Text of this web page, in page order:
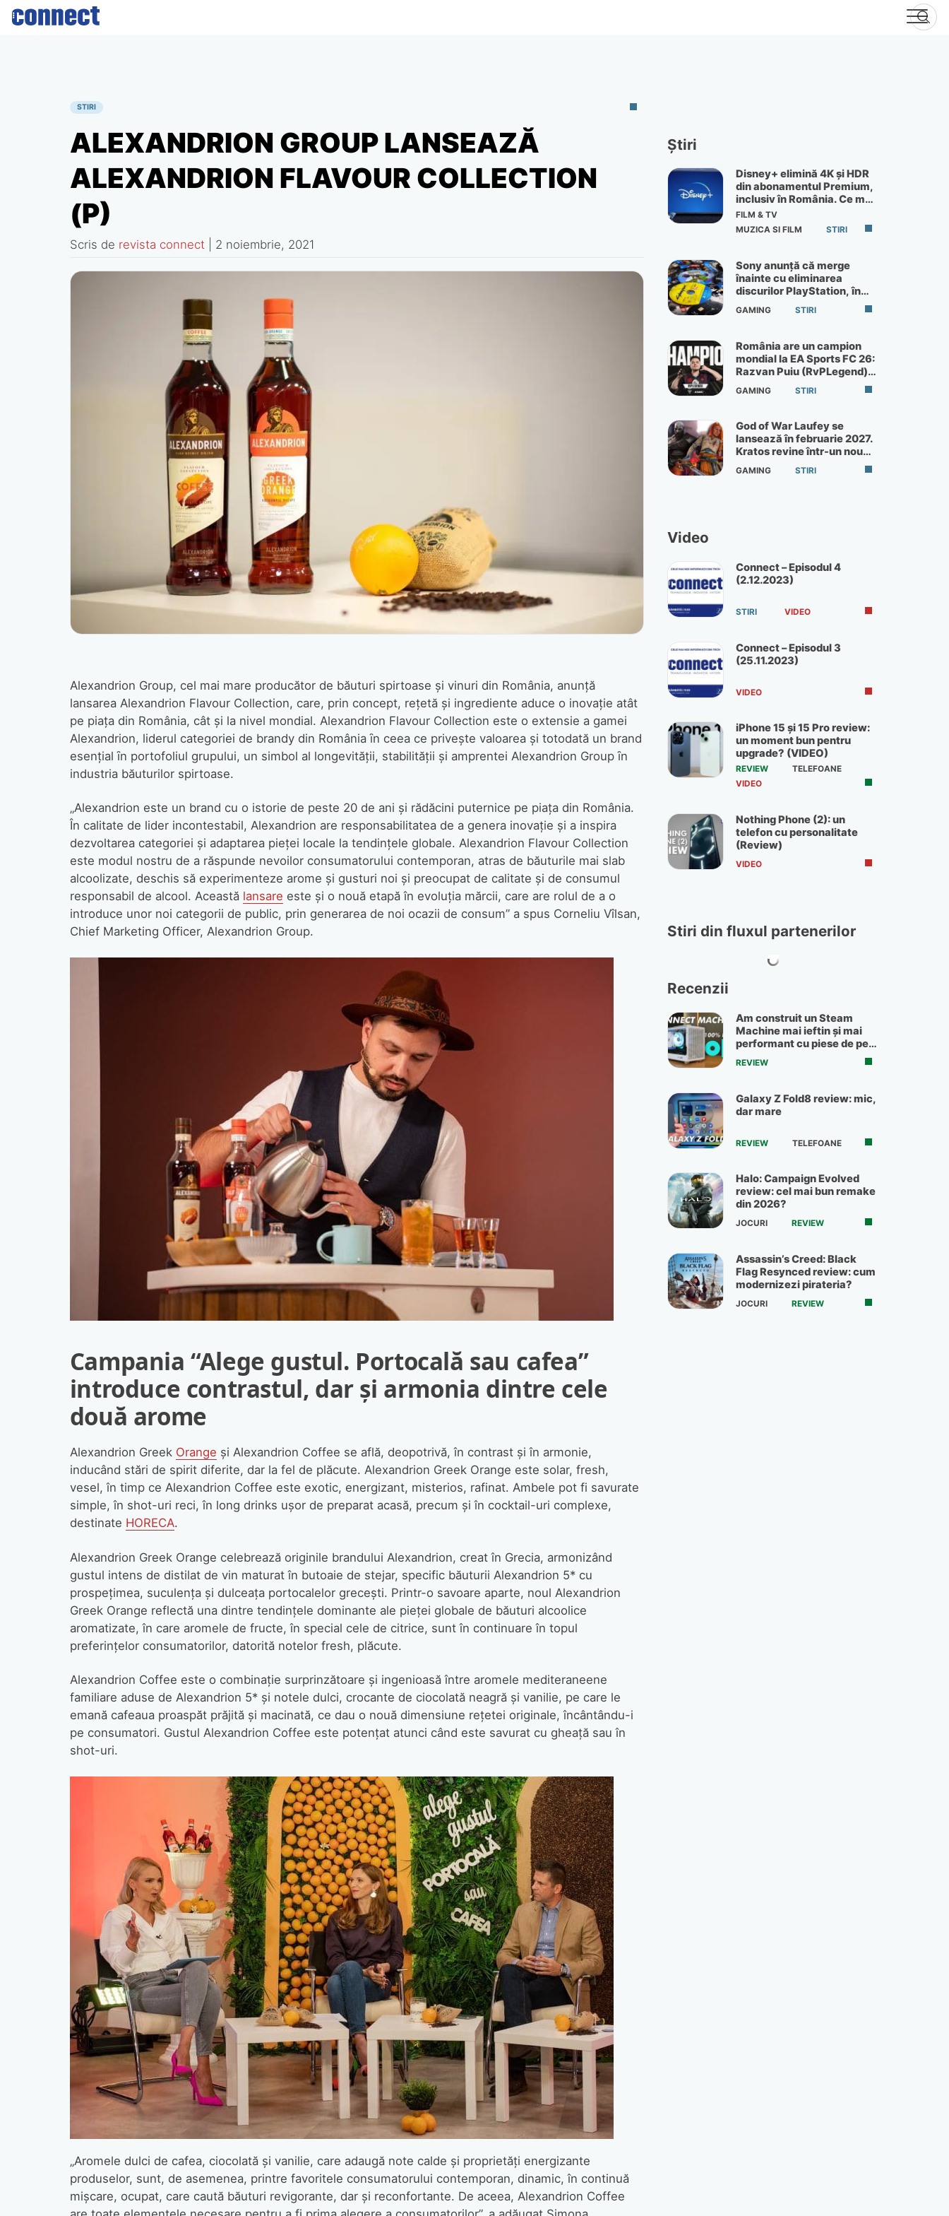
Skip
STIRI
ALEXANDRION GROUP LANSEAZĂ
ALEXANDRION FLAVOUR COLLECTION
(P)
Scris de revista connect 2 noiembrie, 2021
Alexandrion Group, cel mai mare producător de băuturi spirtoase şi vinuri din România, anunţă
lansarea Alexandrion Flavour Collection, care, prin concept, reţetă şi ingrediente aduce o inovaţie atât
pe piaţa din România, cât şi la nivel mondial. Alexandrion Flavour Collection este o extensie a gamei
Alexandrion, liderul categoriei de brandy din România ȋn ceea ce priveşte valoarea şi totodată un brand
esenţial ȋn portofoliul grupului, un simbol al longevităţii, stabilităţii şi amprentei Alexandrion Group ȋn
industria băuturilor spirtoase.
„Alexandrion este un brand cu o istorie de peste 20 de ani şi rădăcini puternice pe piaţa din România.
În calitate de lider incontestabil, Alexandrion are responsabilitatea de a genera inovaţie şi a inspira
dezvoltarea categoriei şi adaptarea pieţei locale la tendinţele globale. Alexandrion Flavour Collection
este modul nostru de a răspunde nevoilor consumatorului contemporan, atras de băuturile mai slab
alcoolizate, deschis să experimenteze arome şi gusturi noi şi preocupat de calitate şi de consumul
responsabil de alcool. Această lansare este şi o nouă etapă în evoluţia mărcii, care are rolul de a o
introduce unor noi categorii de public, prin generarea de noi ocazii de consum” a spus Corneliu Vîlsan,
Chief Marketing Officer, Alexandrion Group.
Campania “Alege gustul. Portocală sau cafea”
introduce contrastul, dar şi armonia dintre cele
două arome
Alexandrion Greek Orange şi Alexandrion Coffee se află, deopotrivă, în contrast şi în armonie,
inducând stări de spirit diferite, dar la fel de plăcute. Alexandrion Greek Orange este solar, fresh,
vesel, în timp ce Alexandrion Coffee este exotic, energizant, misterios, rafinat. Ambele pot fi savurate
simple, în shot-uri reci, în long drinks uşor de preparat acasă, precum şi în cocktail-uri complexe,
destinate HORECA.
Alexandrion Greek Orange celebrează originile brandului Alexandrion, creat în Grecia, armonizând
gustul intens de distilat de vin maturat în butoaie de stejar, specific băuturii Alexandrion 5* cu
prospeţimea, suculenţa şi dulceaţa portocalelor greceşti. Printr-o savoare aparte, noul Alexandrion
Greek Orange reflectă una dintre tendinţele dominante ale pieţei globale de băuturi alcoolice
aromatizate, în care aromele de fructe, în special cele de citrice, sunt în continuare în topul
preferinţelor consumatorilor, datorită notelor fresh, plăcute.
Alexandrion Coffee este o combinaţie surprinzătoare şi ingenioasă între aromele mediteraneene
familiare aduse de Alexandrion 5* şi notele dulci, crocante de ciocolată neagră şi vanilie, pe care le
emană cafeaua proaspăt prăjită şi macinată, ce dau o nouă dimensiune reţetei originale, încântându-i
pe consumatori. Gustul Alexandrion Coffee este potenţat atunci când este savurat cu gheaţă sau în
shot-uri.
„Aromele dulci de cafea, ciocolată şi vanilie, care adaugă note calde şi proprietăţi energizante
produselor, sunt, de asemenea, printre favoritele consumatorului contemporan, dinamic, în continuă
mișcare, ocupat, care caută băuturi revigorante, dar și reconfortante. De aceea, Alexandrion Coffee
Știri
Disney+ elimină 4K și HDR
din abonamentul Premium,
inclusiv în România. Ce mai
primești de 60 lei pe lună
FILM & TV
MUZICA SI FILM
STIRI
Sony anunță că merge
înainte cu eliminarea
discurilor PlayStation, în
ciuda protestelor
GAMING STIRI
România are un campion
mondial la EA Sports FC 26:
Razvan Puiu (RvPLegend)
câștigă turneul de la Paris
GAMING STIRI
God of War Laufey se
lansează în februarie 2027.
Kratos revine într-un nou
God of War
GAMING STIRI
Video
Connect – Episodul 4
(2.12.2023)
STIRI VIDEO
Connect – Episodul 3
(25.11.2023)
VIDEO
iPhone 15 și 15 Pro review:
un moment bun pentru
upgrade? (VIDEO)
REVIEW
TELEFOANE
VIDEO
Nothing Phone (2): un
telefon cu personalitate
(Review)
VIDEO
Stiri din fluxul partenerilor
Recenzii
Am construit un Steam
Machine mai ieftin și mai
performant cu piese de pe
OLX
REVIEW
Galaxy Z Fold8 review: mic,
dar mare
REVIEW TELEFOANE
Halo: Campaign Evolved
review: cel mai bun remake
din 2026?
JOCURI REVIEW
Assassin’s Creed: Black
Flag Resynced review: cum
modernizezi pirateria?
JOCURI REVIEW